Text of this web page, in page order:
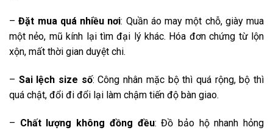
–Đặt mua quá nhiều nơi: Quần áo may một chỗ, giày mua
một nẻo, mũ kính lại tìm đại lý khác. Hóa đơn chứng từ lộn
xộn, mất thời gian duyệt chi.
– Sai lệch size số: Công nhân mặc bộ thì quá rộng, bộ thì
quá chật, đổi đi đổi lại làm chậm tiến độ bàn giao.
– Chất lượng không đồng đều: Đồ bảo hộ nhanh hỏng